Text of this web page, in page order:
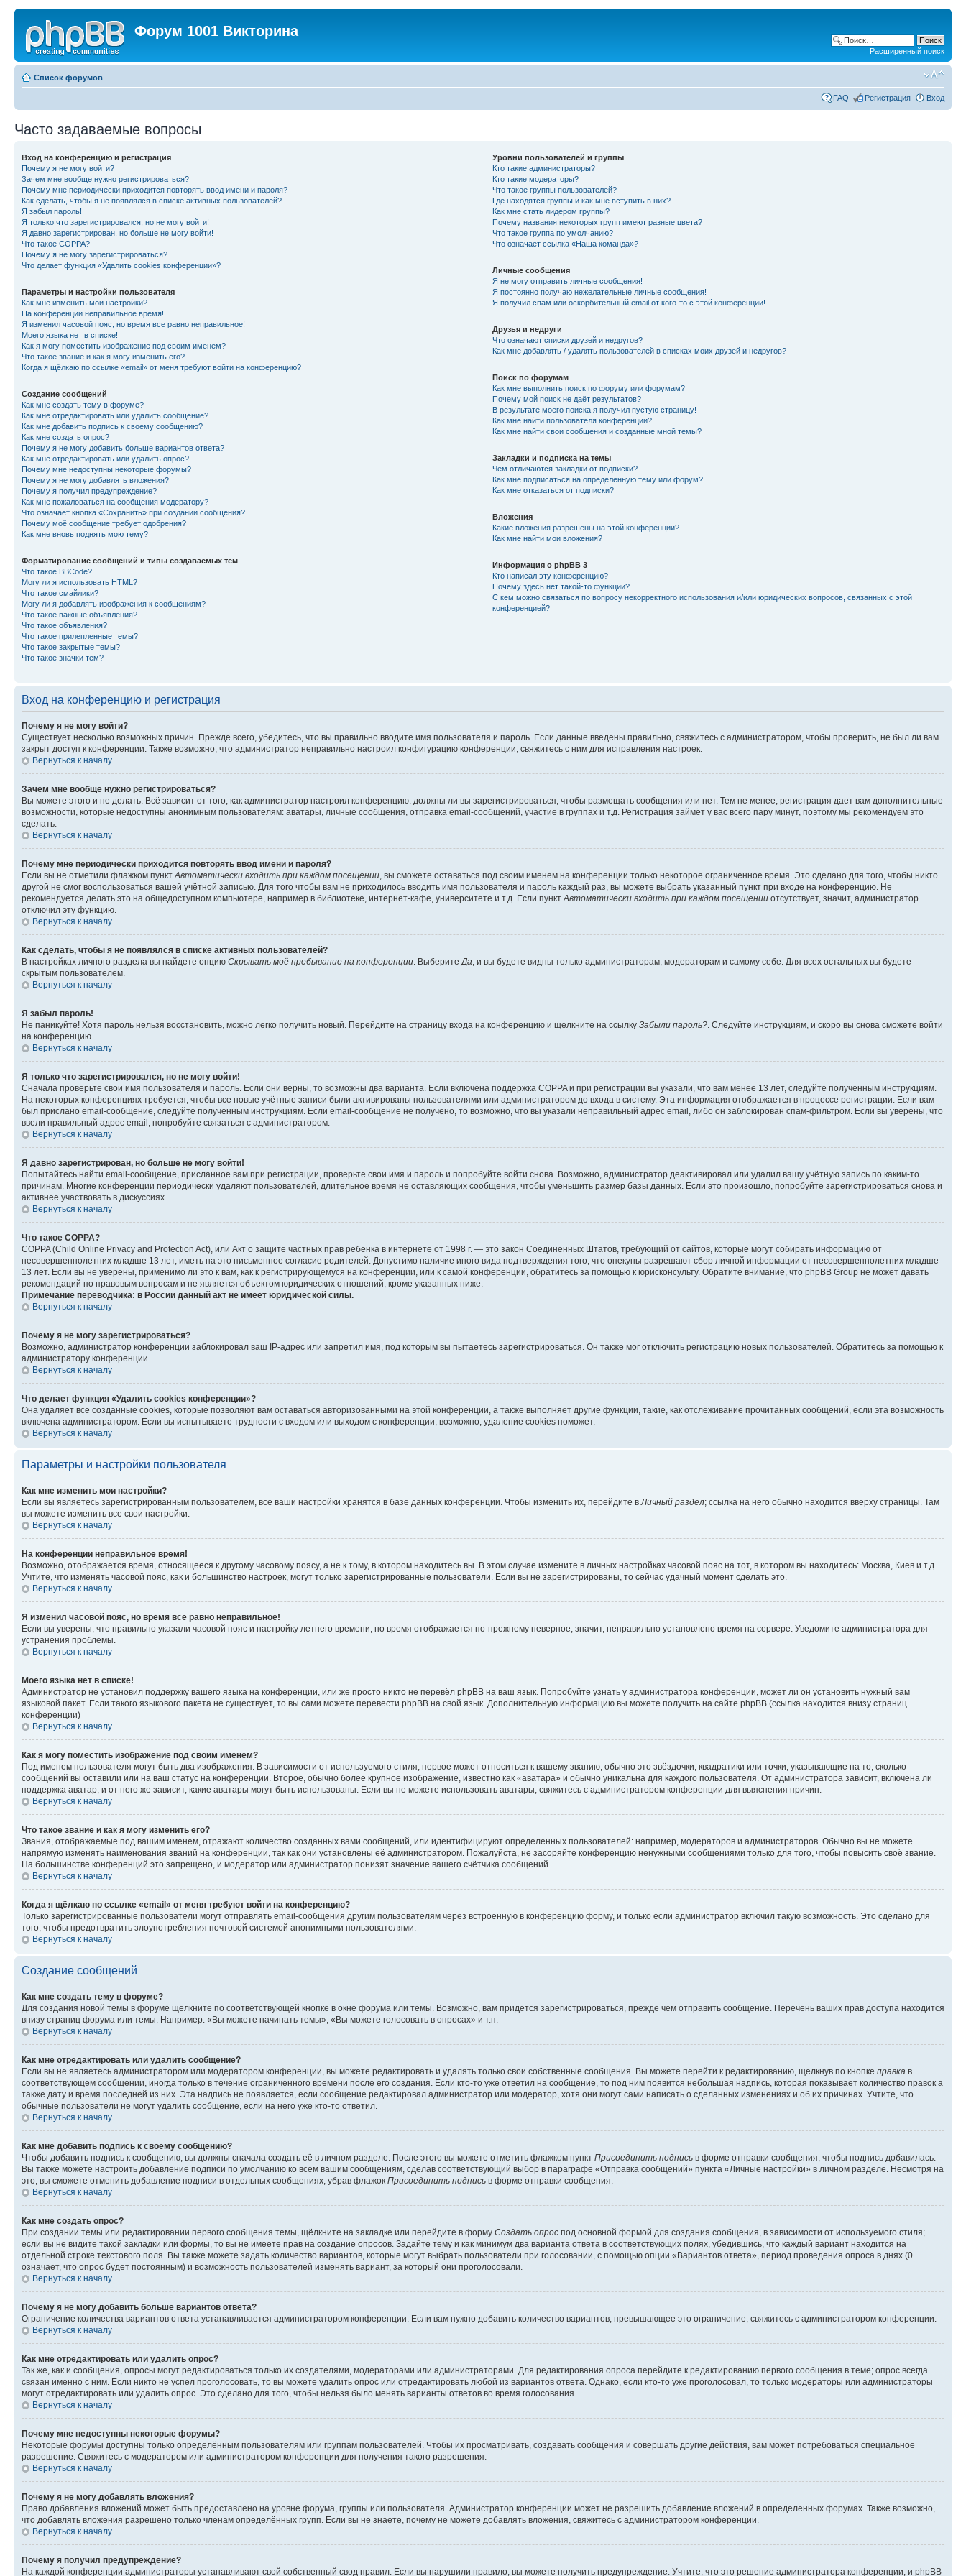
Форум 1001 Викторина
Расширенный поиск
Список форумов
FAQ Регистрация Вход
Часто задаваемые вопросы
Вход на конференцию и регистрация
Почему я не могу войти?
Зачем мне вообще нужно регистрироваться?
Почему мне периодически приходится повторять ввод имени и пароля?
Как сделать, чтобы я не появлялся в списке активных пользователей?
Я забыл пароль!
Я только что зарегистрировался, но не могу войти!
Я давно зарегистрирован, но больше не могу войти!
Что такое COPPA?
Почему я не могу зарегистрироваться?
Что делает функция «Удалить cookies конференции»?
Параметры и настройки пользователя
Как мне изменить мои настройки?
На конференции неправильное время!
Я изменил часовой пояс, но время все равно неправильное!
Моего языка нет в списке!
Как я могу поместить изображение под своим именем?
Что такое звание и как я могу изменить его?
Когда я щёлкаю по ссылке «email» от меня требуют войти на конференцию?
Создание сообщений
Как мне создать тему в форуме?
Как мне отредактировать или удалить сообщение?
Как мне добавить подпись к своему сообщению?
Как мне создать опрос?
Почему я не могу добавить больше вариантов ответа?
Как мне отредактировать или удалить опрос?
Почему мне недоступны некоторые форумы?
Почему я не могу добавлять вложения?
Почему я получил предупреждение?
Как мне пожаловаться на сообщения модератору?
Что означает кнопка «Сохранить» при создании сообщения?
Почему моё сообщение требует одобрения?
Как мне вновь поднять мою тему?
Форматирование сообщений и типы создаваемых тем
Что такое BBCode?
Могу ли я использовать HTML?
Что такое смайлики?
Могу ли я добавлять изображения к сообщениям?
Что такое важные объявления?
Что такое объявления?
Что такое прилепленные темы?
Что такое закрытые темы?
Что такое значки тем?
Уровни пользователей и группы
Кто такие администраторы?
Кто такие модераторы?
Что такое группы пользователей?
Где находятся группы и как мне вступить в них?
Как мне стать лидером группы?
Почему названия некоторых групп имеют разные цвета?
Что такое группа по умолчанию?
Что означает ссылка «Наша команда»?
Личные сообщения
Я не могу отправить личные сообщения!
Я постоянно получаю нежелательные личные сообщения!
Я получил спам или оскорбительный email от кого-то с этой конференции!
Друзья и недруги
Что означают списки друзей и недругов?
Как мне добавлять / удалять пользователей в списках моих друзей и недругов?
Поиск по форумам
Как мне выполнить поиск по форуму или форумам?
Почему мой поиск не даёт результатов?
В результате моего поиска я получил пустую страницу!
Как мне найти пользователя конференции?
Как мне найти свои сообщения и созданные мной темы?
Закладки и подписка на темы
Чем отличаются закладки от подписки?
Как мне подписаться на определённую тему или форум?
Как мне отказаться от подписки?
Вложения
Какие вложения разрешены на этой конференции?
Как мне найти мои вложения?
Информация о phpBB 3
Кто написал эту конференцию?
Почему здесь нет такой-то функции?
С кем можно связаться по вопросу некорректного использования и/или юридических вопросов, связанных с этой
конференцией?
Вход на конференцию и регистрация
Почему я не могу войти?
Существует несколько возможных причин. Прежде всего, убедитесь, что вы правильно вводите имя пользователя и пароль. Если данные введены правильно, свяжитесь с администратором, чтобы проверить, не был ли вам
закрыт доступ к конференции. Также возможно, что администратор неправильно настроил конфигурацию конференции, свяжитесь с ним для исправления настроек.
Вернуться к началу
Зачем мне вообще нужно регистрироваться?
Вы можете этого и не делать. Всё зависит от того, как администратор настроил конференцию: должны ли вы зарегистрироваться, чтобы размещать сообщения или нет. Тем не менее, регистрация дает вам дополнительные
возможности, которые недоступны анонимным пользователям: аватары, личные сообщения, отправка email-сообщений, участие в группах и т.д. Регистрация займёт у вас всего пару минут, поэтому мы рекомендуем это
сделать.
Вернуться к началу
Почему мне периодически приходится повторять ввод имени и пароля?
Если вы не отметили флажком пунктАвтоматически входить при каждом посещении, вы сможете оставаться под своим именем на конференции только некоторое ограниченное время. Это сделано для того, чтобы никто
другой не смог воспользоваться вашей учётной записью. Для того чтобы вам не приходилось вводить имя пользователя и пароль каждый раз, вы можете выбрать указанный пункт при входе на конференцию. Не
рекомендуется делать это на общедоступном компьютере, например в библиотеке, интернет-кафе, университете и т.д. Если пунктАвтоматически входить при каждом посещении отсутствует, значит, администратор
отключил эту функцию.
Вернуться к началу
Как сделать, чтобы я не появлялся в списке активных пользователей?
В настройках личного раздела вы найдете опцию Скрывать моё пребывание на конференции. ВыберитеДа, и вы будете видны только администраторам, модераторам и самому себе. Для всех остальных вы будете
скрытым пользователем.
Вернуться к началу
Я забыл пароль!
Не паникуйте! Хотя пароль нельзя восстановить, можно легко получить новый. Перейдите на страницу входа на конференцию и щелкните на ссылку Забыли пароль?. Следуйте инструкциям, и скоро вы снова сможете войти
на конференцию.
Вернуться к началу
Я только что зарегистрировался, но не могу войти!
Сначала проверьте свои имя пользователя и пароль. Если они верны, то возможны два варианта. Если включена поддержка COPPA и при регистрации вы указали, что вам менее 13 лет, следуйте полученным инструкциям.
На некоторых конференциях требуется, чтобы все новые учётные записи были активированы пользователями или администратором до входа в систему. Эта информация отображается в процессе регистрации. Если вам
был прислано email-сообщение, следуйте полученным инструкциям. Если email-сообщение не получено, то возможно, что вы указали неправильный адрес email, либо он заблокирован спам-фильтром. Если вы уверены, что
ввели правильный адрес email, попробуйте связаться с администратором.
Вернуться к началу
Я давно зарегистрирован, но больше не могу войти!
Попытайтесь найти email-сообщение, присланное вам при регистрации, проверьте свои имя и пароль и попробуйте войти снова. Возможно, администратор деактивировал или удалил вашу учётную запись по каким-то
причинам. Многие конференции периодически удаляют пользователей, длительное время не оставляющих сообщения, чтобы уменьшить размер базы данных. Если это произошло, попробуйте зарегистрироваться снова и
активнее участвовать в дискуссиях.
Вернуться к началу
Что такое COPPA?
COPPA (Child Online Privacy and Protection Act), или Акт о защите частных прав ребенка в интернете от 1998 г. — это закон Соединенных Штатов, требующий от сайтов, которые могут собирать информацию от
несовершеннолетних младше 13 лет, иметь на это письменное согласие родителей. Допустимо наличие иного вида подтверждения того, что опекуны разрешают сбор личной информации от несовершеннолетних младше
13 лет. Если вы не уверены, применимо ли это к вам, как к регистрирующемуся на конференции, или к самой конференции, обратитесь за помощью к юрисконсульту. Обратите внимание, что phpBB Group не может давать
рекомендаций по правовым вопросам и не является объектом юридических отношений, кроме указанных ниже.
Примечание переводчика: в России данный акт не имеет юридической силы.
Вернуться к началу
Почему я не могу зарегистрироваться?
Возможно, администратор конференции заблокировал ваш IP-адрес или запретил имя, под которым вы пытаетесь зарегистрироваться. Он также мог отключить регистрацию новых пользователей. Обратитесь за помощью к
администратору конференции.
Вернуться к началу
Что делает функция «Удалить cookies конференции»?
Она удаляет все созданные cookies, которые позволяют вам оставаться авторизованными на этой конференции, а также выполняет другие функции, такие, как отслеживание прочитанных сообщений, если эта возможность
включена администратором. Если вы испытываете трудности с входом или выходом с конференции, возможно, удаление cookies поможет.
Вернуться к началу
Параметры и настройки пользователя
Как мне изменить мои настройки?
Если вы являетесь зарегистрированным пользователем, все ваши настройки хранятся в базе данных конференции. Чтобы изменить их, перейдите вЛичный раздел; ссылка на него обычно находится вверху страницы. Там
вы можете изменить все свои настройки.
Вернуться к началу
На конференции неправильное время!
Возможно, отображается время, относящееся к другому часовому поясу, а не к тому, в котором находитесь вы. В этом случае измените в личных настройках часовой пояс на тот, в котором вы находитесь: Москва, Киев и т.д.
Учтите, что изменять часовой пояс, как и большинство настроек, могут только зарегистрированные пользователи. Если вы не зарегистрированы, то сейчас удачный момент сделать это.
Вернуться к началу
Я изменил часовой пояс, но время все равно неправильное!
Если вы уверены, что правильно указали часовой пояс и настройку летнего времени, но время отображается по-прежнему неверное, значит, неправильно установлено время на сервере. Уведомите администратора для
устранения проблемы.
Вернуться к началу
Моего языка нет в списке!
Администратор не установил поддержку вашего языка на конференции, или же просто никто не перевёл phpBB на ваш язык. Попробуйте узнать у администратора конференции, может ли он установить нужный вам
языковой пакет. Если такого языкового пакета не существует, то вы сами можете перевести phpBB на свой язык. Дополнительную информацию вы можете получить на сайте phpBB (ссылка находится внизу страниц
конференции)
Вернуться к началу
Как я могу поместить изображение под своим именем?
Под именем пользователя могут быть два изображения. В зависимости от используемого стиля, первое может относиться к вашему званию, обычно это звёздочки, квадратики или точки, указывающие на то, сколько
сообщений вы оставили или на ваш статус на конференции. Второе, обычно более крупное изображение, известно как «аватара» и обычно уникальна для каждого пользователя. От администратора зависит, включена ли
поддержка аватар, и от него же зависит, какие аватары могут быть использованы. Если вы не можете использовать аватары, свяжитесь с администратором конференции для выяснения причин.
Вернуться к началу
Что такое звание и как я могу изменить его?
Звания, отображаемые под вашим именем, отражают количество созданных вами сообщений, или идентифицируют определенных пользователей: например, модераторов и администраторов. Обычно вы не можете
напрямую изменять наименования званий на конференции, так как они установлены её администратором. Пожалуйста, не засоряйте конференцию ненужными сообщениями только для того, чтобы повысить своё звание.
На большинстве конференций это запрещено, и модератор или администратор понизят значение вашего счётчика сообщений.
Вернуться к началу
Когда я щёлкаю по ссылке «email» от меня требуют войти на конференцию?
Только зарегистрированные пользователи могут отправлять email-сообщения другим пользователям через встроенную в конференцию форму, и только если администратор включил такую возможность. Это сделано для
того, чтобы предотвратить злоупотребления почтовой системой анонимными пользователями.
Вернуться к началу
Создание сообщений
Как мне создать тему в форуме?
Для создания новой темы в форуме щелкните по соответствующей кнопке в окне форума или темы. Возможно, вам придется зарегистрироваться, прежде чем отправить сообщение. Перечень ваших прав доступа находится
внизу страниц форума или темы. Например: «Вы можете начинать темы», «Вы можете голосовать в опросах» и т.п.
Вернуться к началу
Как мне отредактировать или удалить сообщение?
Если вы не являетесь администратором или модератором конференции, вы можете редактировать и удалять только свои собственные сообщения. Вы можете перейти к редактированию, щелкнув по кнопке правка в
соответствующем сообщении, иногда только в течение ограниченного времени после его создания. Если кто-то уже ответил на сообщение, то под ним появится небольшая надпись, которая показывает количество правок а
также дату и время последней из них. Эта надпись не появляется, если сообщение редактировал администратор или модератор, хотя они могут сами написать о сделанных изменениях и об их причинах. Учтите, что
обычные пользователи не могут удалить сообщение, если на него уже кто-то ответил.
Вернуться к началу
Как мне добавить подпись к своему сообщению?
Чтобы добавить подпись к сообщению, вы должны сначала создать её в личном разделе. После этого вы можете отметить флажком пункт Присоединить подпись в форме отправки сообщения, чтобы подпись добавилась.
Вы также можете настроить добавление подписи по умолчанию ко всем вашим сообщениям, сделав соответствующий выбор в параграфе «Отправка сообщений» пункта «Личные настройки» в личном разделе. Несмотря на
это, вы сможете отменить добавление подписи в отдельных сообщениях, убрав флажок Присоединить подпись в форме отправки сообщения.
Вернуться к началу
Как мне создать опрос?
При создании темы или редактировании первого сообщения темы, щёлкните на закладке или перейдите в форму Создать опрос под основной формой для создания сообщения, в зависимости от используемого стиля;
если вы не видите такой закладки или формы, то вы не имеете прав на создание опросов. Задайте тему и как минимум два варианта ответа в соответствующих полях, убедившись, что каждый вариант находится на
отдельной строке текстового поля. Вы также можете задать количество вариантов, которые могут выбрать пользователи при голосовании, с помощью опции «Вариантов ответа», период проведения опроса в днях (0
означает, что опрос будет постоянным) и возможность пользователей изменять вариант, за который они проголосовали.
Вернуться к началу
Почему я не могу добавить больше вариантов ответа?
Ограничение количества вариантов ответа устанавливается администратором конференции. Если вам нужно добавить количество вариантов, превышающее это ограничение, свяжитесь с администратором конференции.
Вернуться к началу
Как мне отредактировать или удалить опрос?
Так же, как и сообщения, опросы могут редактироваться только их создателями, модераторами или администраторами. Для редактирования опроса перейдите к редактированию первого сообщения в теме; опрос всегда
связан именно с ним. Если никто не успел проголосовать, то вы можете удалить опрос или отредактировать любой из вариантов ответа. Однако, если кто-то уже проголосовал, то только модераторы или администраторы
могут отредактировать или удалить опрос. Это сделано для того, чтобы нельзя было менять варианты ответов во время голосования.
Вернуться к началу
Почему мне недоступны некоторые форумы?
Некоторые форумы доступны только определённым пользователям или группам пользователей. Чтобы их просматривать, создавать сообщения и совершать другие действия, вам может потребоваться специальное
разрешение. Свяжитесь с модератором или администратором конференции для получения такого разрешения.
Вернуться к началу
Почему я не могу добавлять вложения?
Право добавления вложений может быть предоставлено на уровне форума, группы или пользователя. Администратор конференции может не разрешить добавление вложений в определенных форумах. Также возможно,
что добавлять вложения разрешено только членам определённых групп. Если вы не знаете, почему не можете добавлять вложения, свяжитесь с администратором конференции.
Вернуться к началу
Почему я получил предупреждение?
На каждой конференции администраторы устанавливают свой собственный свод правил. Если вы нарушили правило, вы можете получить предупреждение. Учтите, что это решение администратора конференции, и phpBB